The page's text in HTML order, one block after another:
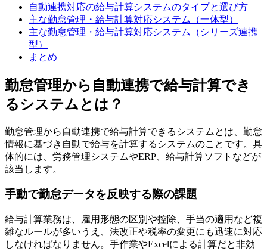
自動連携対応の給与計算システムのタイプと選び方
主な勤怠管理・給与計算対応システム（一体型）
主な勤怠管理・給与計算対応システム（シリーズ連携
型）
まとめ
勤怠管理から自動連携で給与計算でき
るシステムとは？
勤怠管理から自動連携で給与計算できるシステムとは、勤怠
情報に基づき自動で給与を計算するシステムのことです。具
体的には、労務管理システムやERP、給与計算ソフトなどが
該当します。
手動で勤怠データを反映する際の課題
給与計算業務は、雇用形態の区別や控除、手当の適用など複
雑なルールが多いうえ、法改正や税率の変更にも迅速に対応
しなければなりません。手作業やExcelによる計算だと非効